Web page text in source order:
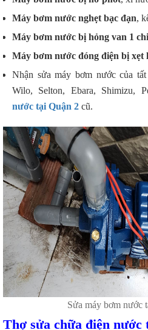
Máy bơm nước nghẹt bạc đạn,
Máy bơm nước bị hỏng van 1
Máy bơm nước đóng điện bị xẹt
Nhận sửa máy bơm nước của
Wilo, Selton, Ebara, Shimizu,
nước tại Quận 2 cũ.
Sửa máy bơm nước
Thợ sửa chữa điện nước